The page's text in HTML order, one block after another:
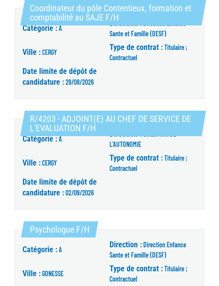
Coordinateur du pôle Contentieux, formation et
comptabilité au SAJE F/H
Catégorie :A
Direction :
Sante et Famille (DESF)
Ville :CERGY
Type de contrat :Titulaire ;
Contractuel
Date limite de dépôt de
candidature :29/08/2026
R/4203 - ADJOINT(E) AU CHEF DE SERVICE DE
L'EVALUATION F/H
Catégorie :A
Direction :
L'AUTONOMIE
Ville :CERGY
Type de contrat :Titulaire ;
Contractuel
Date limite de dépôt de
candidature :02/09/2026
Psychologue F/H (Nouvelle fenêtre)
Catégorie :A
Direction :Direction Enfance
Sante et Famille (DESF)
Ville :GONESSE
Type de contrat :Titulaire ;
Contractuel